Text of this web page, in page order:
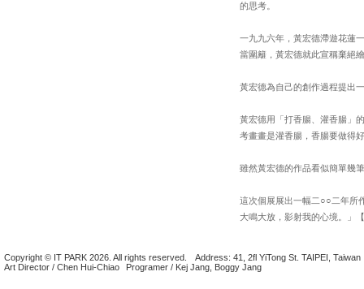
的思考。
一九九六年，黃宏德滯遊花蓮
當圍籬，黃宏德就此宣稱棄絕
黃宏德為自己的創作過程提出
黃宏德用「打香腸、灌香腸」
考畫畫是灌香腸，香腸要做得
雖然黃宏德的作品看似簡單幾
這次個展展出一幅二○○二年所
大鳴大放，影射我的心境。」
Copyright © IT PARK 2026. All rights reserved.
Address: 41, 2fl YiTong St. TAIPEI, Taiwan
Art Director / Chen Hui-Chiao
Programer / Kej Jang, Boggy Jang